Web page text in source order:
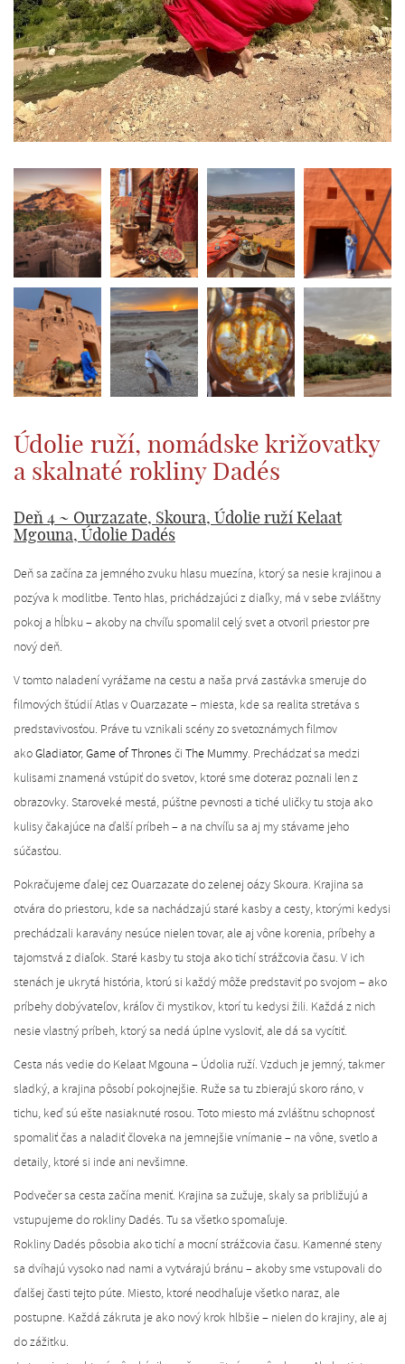
Údolie ruží, nomádske križovatky
a skalnaté rokliny Dadés
Deň 4 ~ Ourzazate, Skoura, Údolie ruží Kelaat
Mgouna, Údolie Dadés
Deň sa začína za jemného zvuku hlasu muezína, ktorý sa nesie krajinou a
pozýva k modlitbe. Tento hlas, prichádzajúci z diaľky, má v sebe zvláštny
pokoj a hĺbku – akoby na chvíľu spomalil celý svet a otvoril priestor pre
nový deň.
V tomto naladení vyrážame na cestu a naša prvá zastávka smeruje do
filmových štúdií Atlas v Ouarzazate – miesta, kde sa realita stretáva s
predstavivosťou. Práve tu vznikali scény zo svetoznámych filmov
akoGladiator,Game of Thrones či The Mummy. Prechádzať sa medzi
kulisami znamená vstúpiť do svetov, ktoré sme doteraz poznali len z
obrazovky. Staroveké mestá, púštne pevnosti a tiché uličky tu stoja ako
kulisy čakajúce na ďalší príbeh – a na chvíľu sa aj my stávame jeho
súčasťou.
Pokračujeme ďalej cez Ouarzazate do zelenej oázy Skoura. Krajina sa
otvára do priestoru, kde sa nachádzajú staré kasby a cesty, ktorými kedysi
prechádzali karavány nesúce nielen tovar, ale aj vône korenia, príbehy a
tajomstvá z diaľok. Staré kasby tu stoja ako tichí strážcovia času. V ich
stenách je ukrytá história, ktorú si každý môže predstaviť po svojom – ako
príbehy dobývateľov, kráľov či mystikov, ktorí tu kedysi žili. Každá z nich
nesie vlastný príbeh, ktorý sa nedá úplne vysloviť, ale dá sa vycítiť.
Cesta nás vedie do Kelaat Mgouna – Údolia ruží. Vzduch je jemný, takmer
sladký, a krajina pôsobí pokojnejšie. Ruže sa tu zbierajú skoro ráno, v
tichu, keď sú ešte nasiaknuté rosou. Toto miesto má zvláštnu schopnosť
spomaliť čas a naladiť človeka na jemnejšie vnímanie – na vône, svetlo a
detaily, ktoré si inde ani nevšimne.
Podvečer sa cesta začína meniť. Krajina sa zužuje, skaly sa približujú a
vstupujeme do rokliny Dadés. Tu sa všetko spomaľuje.
Rokliny Dadés pôsobia ako tichí a mocní strážcovia času. Kamenné steny
sa dvíhajú vysoko nad nami a vytvárajú bránu – akoby sme vstupovali do
ďalšej časti tejto púte. Miesto, ktoré neodhaľuje všetko naraz, ale
postupne. Každá zákruta je ako nový krok hlbšie – nielen do krajiny, ale aj
do zážitku.